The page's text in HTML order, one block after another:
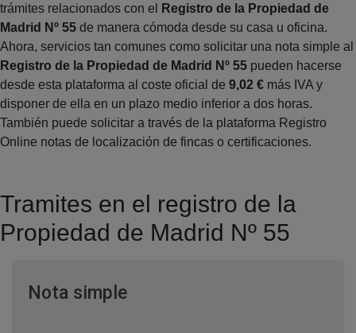
trámites relacionados con el
Registro de la Propiedad de
Madrid Nº 55 de manera cómoda desde su casa u oficina.
Ahora, servicios tan comunes como solicitar una nota simple al
Registro de la Propiedad de Madrid Nº 55 pueden hacerse
desde esta plataforma al coste oficial de 9,02 € más IVA y
disponer de ella en un plazo medio inferior a dos horas.
También puede solicitar a través de la plataforma Registro
Online notas de localización de fincas o certificaciones.
Tramites en el registro de la
Propiedad de Madrid Nº 55
Nota simpleVentana nueva